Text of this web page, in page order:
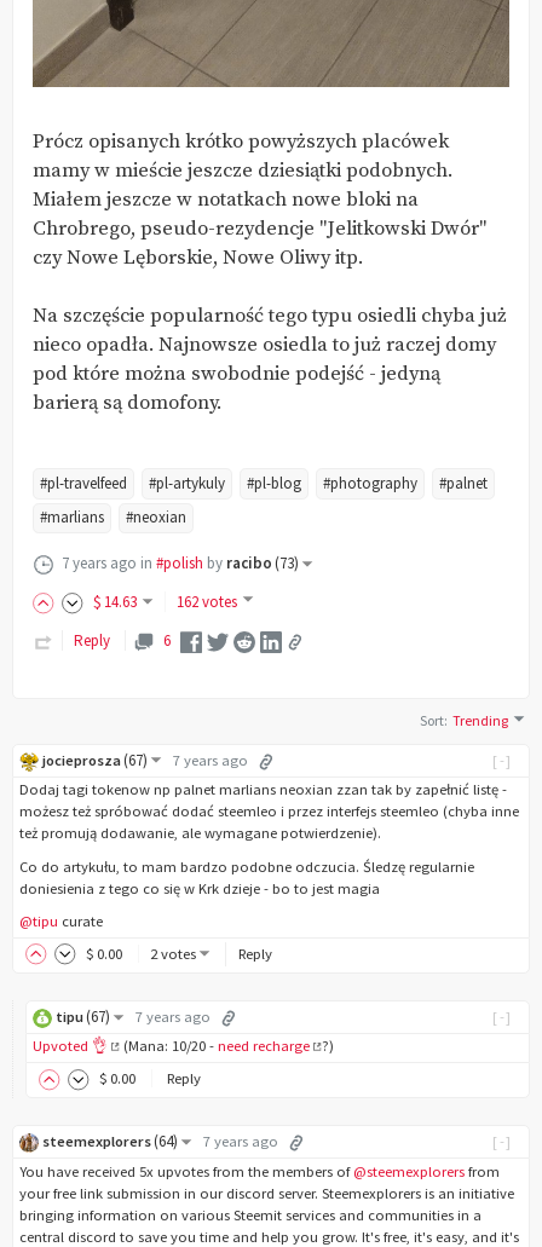
Prócz opisanych krótko powyższych placówek
mamy w mieście jeszcze dziesiątki podobnych.
Miałem jeszcze w notatkach nowe bloki na
Chrobrego, pseudo-rezydencje "Jelitkowski Dwór"
czy Nowe Lęborskie, Nowe Oliwy itp.
Na szczęście popularność tego typu osiedli chyba już
nieco opadła. Najnowsze osiedla to już raczej domy
pod które można swobodnie podejść - jedyną
barierą są domofony.
#pl-travelfeed #pl-artykuly #pl-blog #photography
#palnet
#marlians
#neoxian
7 years ago in #polish by racibo(73)
$ 14.63
162 votes
Reply
6
Sort:Trending
[-]
jocieprosza(67)
7 years ago
Dodaj tagi tokenow np palnet marlians neoxian zzan tak by zapełnić listę -
możesz też spróbować dodać steemleo i przez interfejs steemleo (chyba inne
też promują dodawanie, ale wymagane potwierdzenie).
Co do artykułu, to mam bardzo podobne odczucia. Śledzę regularnie
doniesienia z tego co się w Krk dzieje - bo to jest magia
@tipu curate
$ 0.00 2 votes Reply
[-]
tipu(67)
7 years ago
Upvoted 👌
(Mana: 10/20 -need recharge
?)
$ 0.00 Reply
[-]
steemexplorers(64)
7 years ago
You have received 5x upvotes from the members of@steemexplorers from
your free link submission in our discord server. Steemexplorers is an initiative
bringing information on various Steemit services and communities in a
central discord to save you time and help you grow. It's free, it's easy, and it's